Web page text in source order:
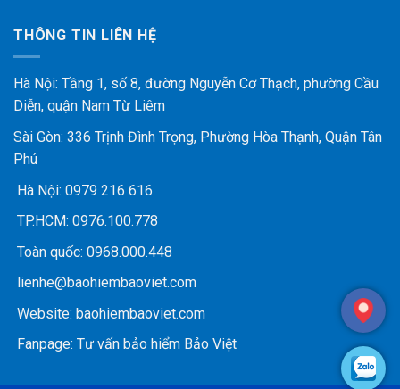
THÔNG TIN LIÊN HỆ
Hà Nội: Tầng 1, số 8, đường Nguyễn Cơ Thạch, phường Cầu
Diễn, quận Nam Từ Liêm
Sài Gòn: 336 Trịnh Đình Trọng, Phường Hòa Thạnh, Quận Tân
Phú
Hà Nội: 0979 216 616
TP.HCM: 0976.100.778
Toàn quốc: 0968.000.448
lienhe@baohiembaoviet.com
Website: baohiembaoviet.com
Fanpage: Tư vấn bảo hiểm Bảo Việt